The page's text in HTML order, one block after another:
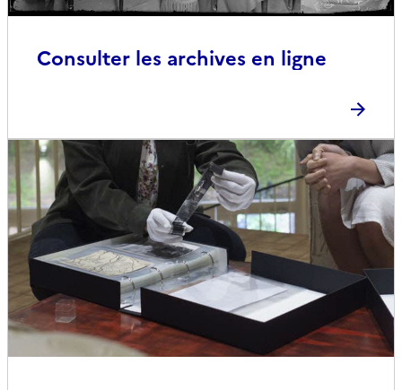
Consulter les archives en ligne